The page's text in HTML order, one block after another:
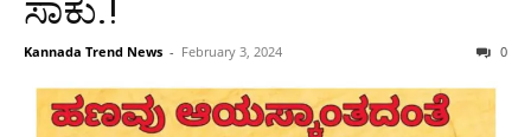
ಸಾಕು.!
Kannada Trend News - February 3, 2024 0